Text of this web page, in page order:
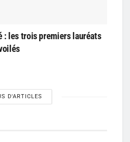
: les trois premiers lauréats
D'ARTICLES